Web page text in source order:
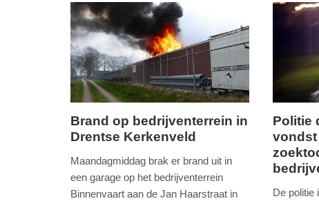
-
22:51
Update:
01-
06-
2026
22:57
maandag,
2022
Brand op bedrijventerrein in
Drentse Kerkenveld
Maandagmiddag brak er brand uit in
een garage op het bedrijventerrein
Binnenvaart aan de Jan Haarstraat in
vrijdag,
19.
november
2021
Politie
De politie